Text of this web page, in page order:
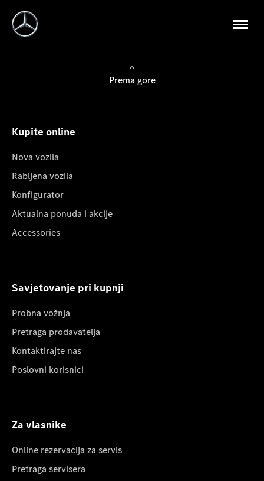
Prema gore
Kupite online
Nova vozila
Rabljena vozila
Konfigurator
Aktualna ponuda i akcije
Accessories
Savjetovanje pri kupnji
Probna vožnja
Pretraga prodavatelja
Kontaktirajte nas
Poslovni korisnici
Za vlasnike
Online rezervacija za servis
Pretraga servisera